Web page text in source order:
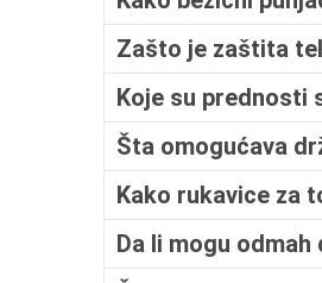
Zašto je zaštita
Koje su prednosti
Šta omogućava
Kako rukavice za
Da li mogu odmah